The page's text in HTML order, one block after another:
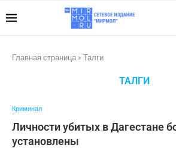
Главная страница » Талги
ТАЛГИ
Криминал
Личности убитых в Дагестане
установлены